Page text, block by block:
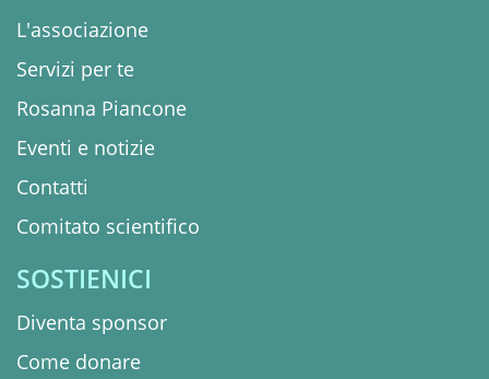
L'associazione
Servizi per te
Rosanna Piancone
Eventi e notizie
Contatti
Comitato scientifico
SOSTIENICI
Diventa sponsor
Come donare